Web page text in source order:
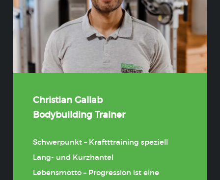
Christian Gallab
Bodybuilding Trainer
Schwerpunkt – Kraftttraining speziell
Lang- und Kurzhantel
Lebensmotto – Progression ist eine